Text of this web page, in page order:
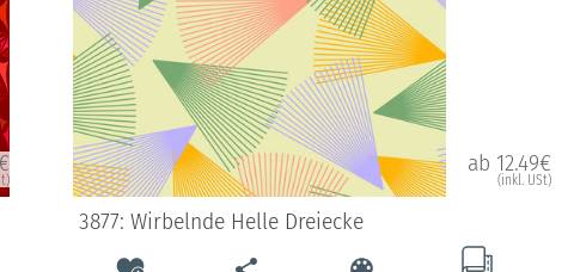
ab 12.49€
(inkl. USt)
3877: Wirbelnde Helle Dreiecke